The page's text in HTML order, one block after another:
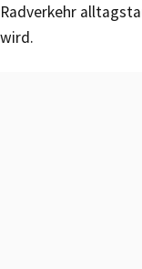
Radverkehr
wird.